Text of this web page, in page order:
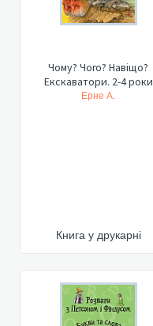
Чому? Чого? Навіщо?
Екскаватори. 2-4 роки
Ерне А.
Книга у друкарні